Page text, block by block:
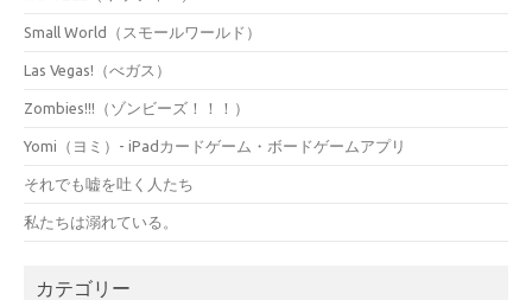
Small World（スモールワールド）
Las Vegas!（べガス）
Zombies!!!（ゾンビーズ！！！）
Yomi（ヨミ）- iPadカードゲーム・ボードゲームアプリ
それでも嘘を吐く人たち
私たちは溺れている。
カテゴリー